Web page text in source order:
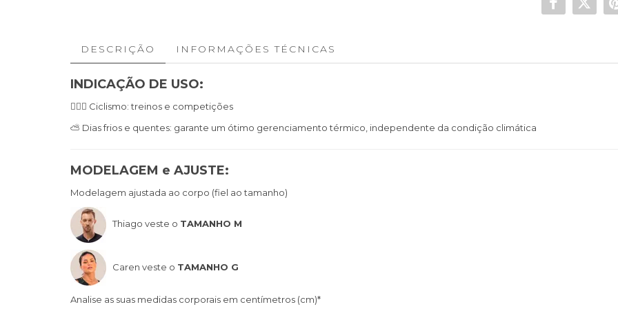
DESCRIÇÃO INFORMAÇÕES TÉCNICAS
INDICAÇÃO DE USO:
🚴🏼‍♀️ Ciclismo: treinos e competições
⛅ Dias frios e quentes: garante um ótimo gerenciamento térmico, independente da condição climática
MODELAGEM e AJUSTE:
Modelagem ajustada ao corpo (fiel ao tamanho)
Thiago veste o TAMANHO M
Caren veste o TAMANHO G
Analise as suas medidas corporais em centímetros (cm)*